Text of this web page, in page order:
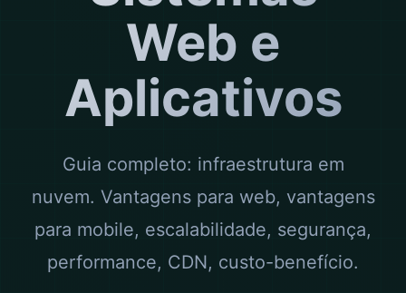
Web e
Aplicativos
Guia completo: infraestrutura em
nuvem. Vantagens para web, vantagens
para mobile, escalabilidade, segurança,
performance, CDN, custo-benefício.